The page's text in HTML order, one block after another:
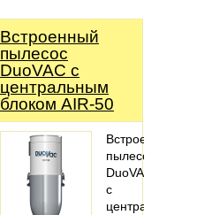
Встроенный
пылесос
DuoVAC с
центральным
блоком AIR-50
Встроенный
пылесос
DuoVAC
с
центральным